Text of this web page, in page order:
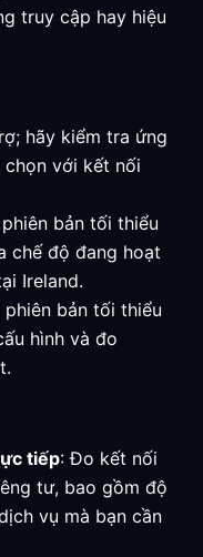
truy cập hay hiệu
hãy kiểm tra ứng
chọn với kết nối
bản tối thiểu
chế độ đang hoạt
Ireland.
phiên bản tối thiểu
hình và đo
tiếp: Đo kết nối
tư, bao gồm độ
vụ mà bạn cần